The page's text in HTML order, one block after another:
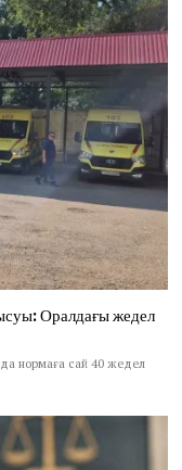
Оралдағы жедел
нормаға сай 40 жедел